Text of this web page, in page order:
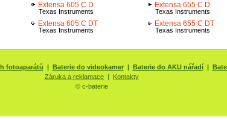
Extensa 605 C D
Texas Instruments
Extensa 605 C DT
Texas Instruments
Extensa 655 C D
Texas Instruments
Extensa 655 C DT
Texas Instruments
fotoaparátů | Baterie do videokamer| Baterie do AKU nářadí|
Záruka a reklamace | Kontakty
© c-baterie